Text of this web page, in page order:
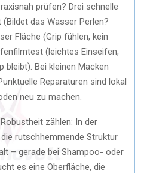
prüfen? Drei schnelle
das Wasser Perlen?
Fläche (Grip fühlen, kein
(leichtes Einseifen,
bleibt). Bei kleinen Macken
Reparaturen sind lokal
neu zu machen.
zählen: In der
rutschhemmende Struktur
– gerade bei Shampoo- oder
es eine Oberfläche, die